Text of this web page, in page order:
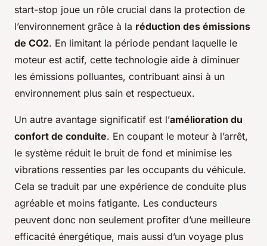
start-stop joue un rôle crucial dans la protection de
l’environnement grâce à la réduction des émissions
de CO2. En limitant la période pendant laquelle le
moteur est actif, cette technologie aide à diminuer
les émissions polluantes, contribuant ainsi à un
environnement plus sain et respectueux.
Un autre avantage significatif est l’amélioration du
confort de conduite. En coupant le moteur à l’arrêt,
le système réduit le bruit de fond et minimise les
vibrations ressenties par les occupants du véhicule.
Cela se traduit par une expérience de conduite plus
agréable et moins fatigante. Les conducteurs
peuvent donc non seulement profiter d’une meilleure
efficacité énergétique, mais aussi d’un voyage plus